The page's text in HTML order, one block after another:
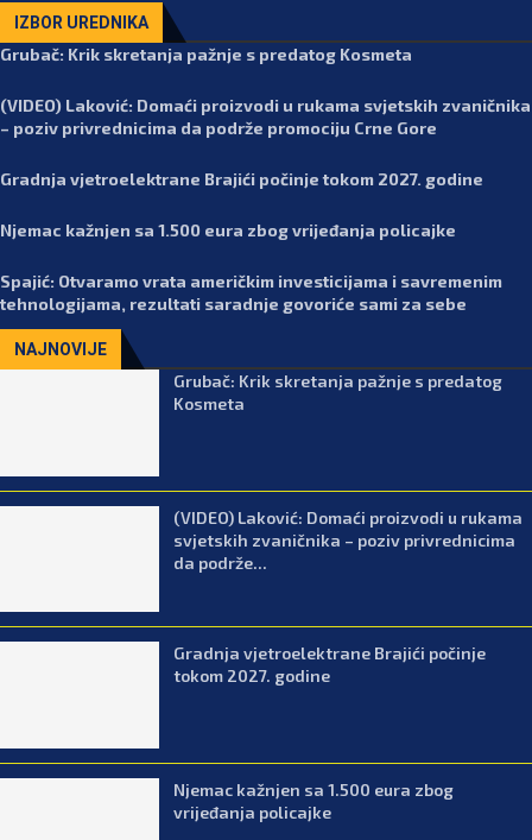
IZBOR UREDNIKA
Grubač: Krik skretanja pažnje s predatog Kosmeta
(VIDEO) Laković: Domaći proizvodi u rukama svjetskih zvaničnika
– poziv privrednicima da podrže promociju Crne Gore
Gradnja vjetroelektrane Brajići počinje tokom 2027. godine
Njemac kažnjen sa 1.500 eura zbog vrijeđanja policajke
Spajić: Otvaramo vrata američkim investicijama i savremenim
tehnologijama, rezultati saradnje govoriće sami za sebe
NAJNOVIJE
Grubač: Krik skretanja pažnje s predatog
Kosmeta
(VIDEO) Laković: Domaći proizvodi u rukama
svjetskih zvaničnika – poziv privrednicima
da podrže...
Gradnja vjetroelektrane Brajići počinje
tokom 2027. godine
Njemac kažnjen sa 1.500 eura zbog
vrijeđanja policajke